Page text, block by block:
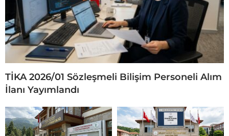
TİKA 2026/01 Sözleşmeli Bilişim Personeli Alım
İlanı Yayımlandı